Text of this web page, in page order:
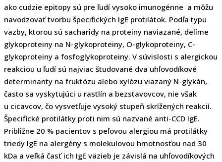
ako cudzie epitopy sú pre ľudí vysoko imunogénne a môžu
navodzovať tvorbu špecifických IgE protilátok. Podľa typu
väzby, ktorou sú sacharidy na proteiny naviazané, delíme
glykoproteiny na N-glykoproteiny, O-glykoproteiny, C-
glykoproteiny a fosfoglykoproteiny. V súvislosti s alergickou
reakciou u ľudí sú najviac študované dva uhľovodíkové
determinanty na fruktózu alebo xylózu viazaný N-glykán,
často sa vyskytujúci u rastlín a bezstavovcov, nie však
u cicavcov, čo vysvetľuje vysoký stupeň skrížených reakcií.
Špecifické protilátky proti nim sú nazvané anti-CCD IgE.
Približne 20 % pacientov s peľovou alergiou má protilátky
triedy IgE na alergény s molekulovou hmotnosťou nad 30
kDa a veľká časť ich IgE väzieb je závislá na uhľovodíkových